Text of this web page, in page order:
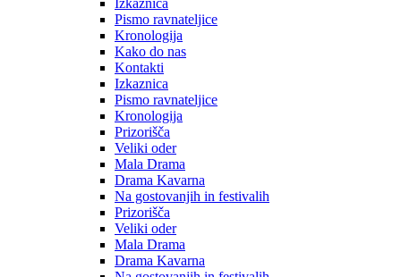
Izkaznica
Pismo ravnateljice
Kronologija
Kako do nas
Kontakti
Izkaznica
Pismo ravnateljice
Kronologija
Prizorišča
Veliki oder
Mala Drama
Drama Kavarna
Na gostovanjih in festivalih
Prizorišča
Veliki oder
Mala Drama
Drama Kavarna